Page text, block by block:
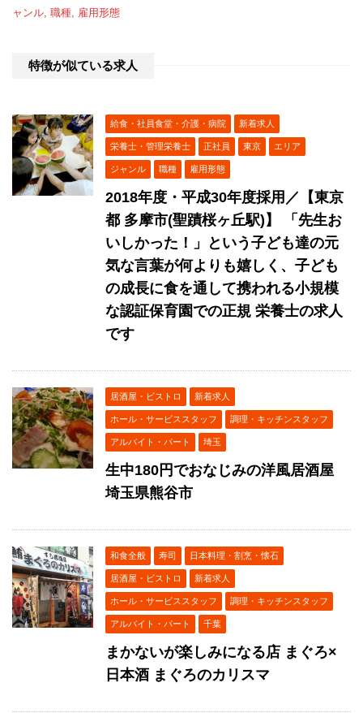
ャンル, 職種, 雇用形態
特徴が似ている求人
給食・社員食堂・介護・病院 新着求人
栄養士・管理栄養士 正社員 東京 エリア
ジャンル 職種 雇用形態
2018年度・平成30年度採用／【東京
都 多摩市(聖蹟桜ヶ丘駅)】 「先生お
いしかった！」という子ども達の元
気な言葉が何よりも嬉しく、子ども
の成長に食を通して携われる小規模
な認証保育園での正規 栄養士の求人
です
居酒屋・ビストロ 新着求人
ホール・サービススタッフ 調理・キッチンスタッフ
アルバイト・パート 埼玉
生中180円でおなじみの洋風居酒屋
埼玉県熊谷市
和食全般 寿司 日本料理・割烹・懐石
居酒屋・ビストロ 新着求人
ホール・サービススタッフ 調理・キッチンスタッフ
アルバイト・パート 千葉
まかないが楽しみになる店 まぐろ×
日本酒 まぐろのカリスマ